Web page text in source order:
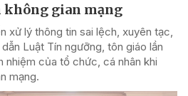
không gian mạng
xử lý thông tin sai lệch, xuyên tạc,
Luật Tín ngưỡng, tôn giáo lần
nhiệm của tổ chức, cá nhân khi
mạng.